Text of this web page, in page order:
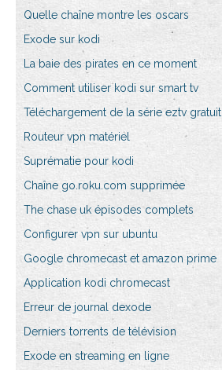
Quelle chaîne montre les oscars
Exode sur kodi
La baie des pirates en ce moment
Comment utiliser kodi sur smart tv
Téléchargement de la série eztv gratuit
Routeur vpn matériel
Suprématie pour kodi
Chaîne go.roku.com supprimée
The chase uk épisodes complets
Configurer vpn sur ubuntu
Google chromecast et amazon prime
Application kodi chromecast
Erreur de journal dexode
Derniers torrents de télévision
Exode en streaming en ligne